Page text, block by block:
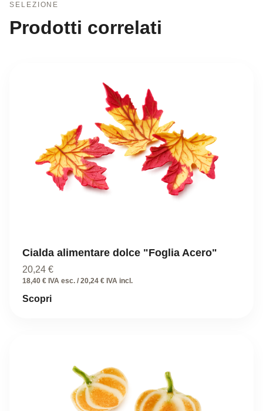
SELEZIONE
Prodotti correlati
Cialda alimentare dolce "Foglia Acero"
20,24 €
18,40 € IVA esc. / 20,24 € IVA incl.
Scopri